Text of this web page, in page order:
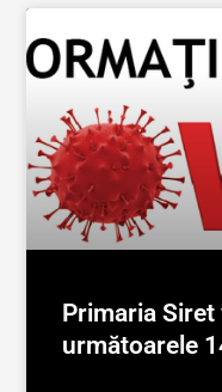
Primaria
următoarele